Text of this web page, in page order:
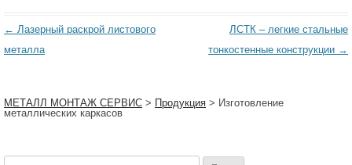
Навигация
по
← Лазерный раскрой листового
металла
ЛСТК – легкие стальные
тонкостенные конструкции →
МЕТАЛЛ МОНТАЖ СЕРВИС > Продукция > Изготовление
металлических каркасов